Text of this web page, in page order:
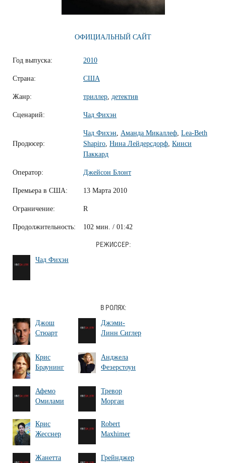
ОФИЦИАЛЬНЫЙ САЙТ
Год выпуска: 2010
Страна: США
Жанр: триллер, детектив
Сценарий: Чад Фихэн
Продюсер:
Чад Фихэн, Аманда Микаллеф, Lea-Beth
Shapiro, Нина Лейдерсдорф, Кинси
Паккард
Оператор: Джейсон Блонт
Премьера в США: 13 Марта 2010
Ограничение: R
Продолжительность: 102 мин. / 01:42
РЕЖИССЕР:
Чад Фихэн
В РОЛЯХ:
Джош
Стюарт
Джэми-
Линн Сиглер
Крис
Браунинг
Анджела
Фезерстоун
Афемо
Омилами
Тревор
Морган
Крис
Жесснер
Robert
Maxhimer
Жанетта
Грейнджер